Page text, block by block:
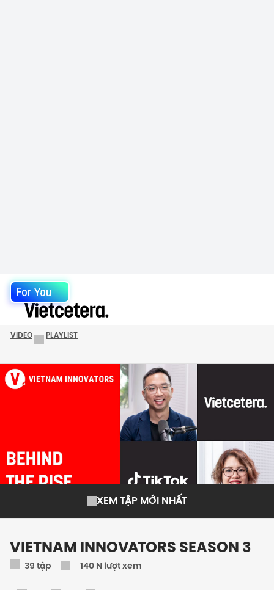
For You
VIDEO PLAYLIST
XEM TẬP MỚI NHẤT
VIETNAM INNOVATORS SEASON 3
39tập 140 N lượt xem